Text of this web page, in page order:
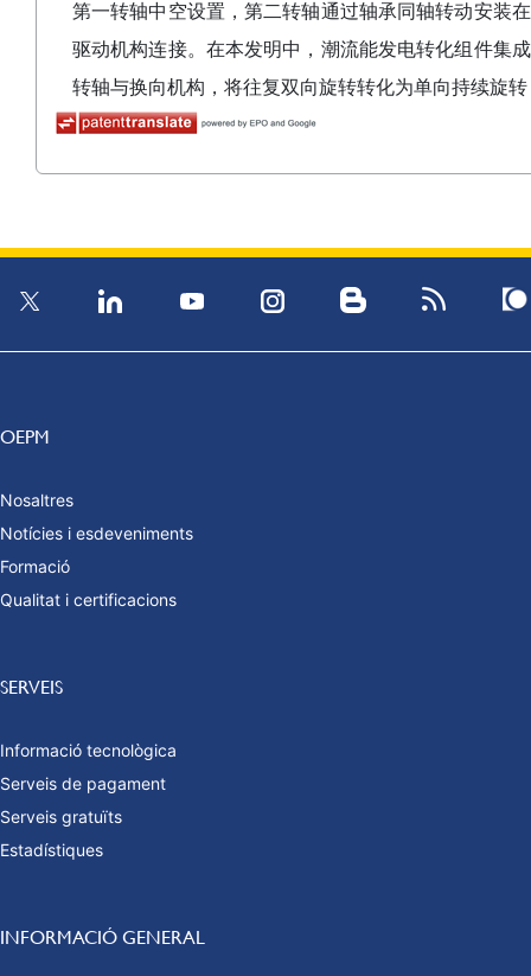
第一转轴中空设置，第二转轴通过轴承同轴转动安装
驱动机构连接。在本发明中，潮流能发电转化组件集
转轴与换向机构，将往复双向旋转转化为单向持续旋
OEPM
Nosaltres
Notícies i esdeveniments
Formació
Qualitat i certificacions
SERVEIS
Informació tecnològica
Serveis de pagament
Serveis gratuïts
Estadístiques
INFORMACIÓ GENERAL